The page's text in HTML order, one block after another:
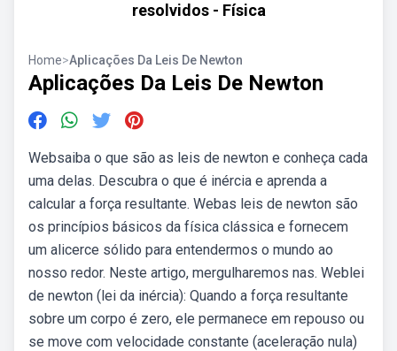
resolvidos - Física
Home>Aplicações Da Leis De Newton
Aplicações Da Leis De Newton
Websaiba o que são as leis de newton e conheça cada
uma delas. Descubra o que é inércia e aprenda a
calcular a força resultante. Webas leis de newton são
os princípios básicos da física clássica e fornecem
um alicerce sólido para entendermos o mundo ao
nosso redor. Neste artigo, mergulharemos nas. Weblei
de newton (lei da inércia): Quando a força resultante
sobre um corpo é zero, ele permanece em repouso ou
se move com velocidade constante (aceleração nula)